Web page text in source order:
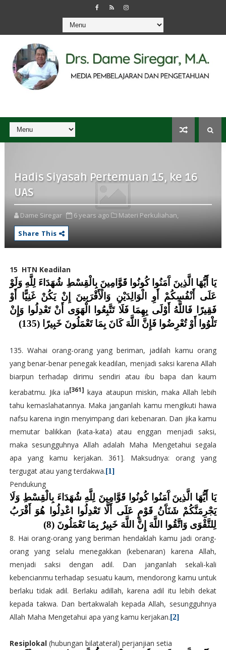
Hadis Siyasah Pertemuan 15, ke 16
UAS
Dame Siregar 6 years ago
Materi Perkuliahan,
Share This
15 HTN Keadilan
يَا أَيُّهَا الَّذِينَ آَمَنُوا كُونُوا قَوَّامِينَ بِالْقِسْطِ شُهَدَاءَ لِلَّهِ وَلَوْ
عَلَى أَنْفُسِكُمْ أَوِ الْوَالِدَيْنِ وَالْأَقْرَبِينَ إِنْ يَكُنْ غَنِيًّا أَوْ
فَقِيرًا فَاللَّهُ أَوْلَى بِهِمَا فَلَا تَتَّبِعُوا الْهَوَى أَنْ تَعْدِلُوا وَإِنْ
تَلْوُوا أَوْ تُعْرِضُوا فَإِنَّ اللَّهَ كَانَ بِمَا تَعْمَلُونَ خَبِيرًا (135)
135. Wahai orang-orang yang beriman, jadilah kamu orang
yang benar-benar penegak keadilan, menjadi saksi karena Allah
biarpun terhadap dirimu sendiri atau ibu bapa dan kaum
kerabatmu. Jika ia[361] kaya ataupun miskin, maka Allah lebih
tahu kemaslahatannya. Maka janganlah kamu mengikuti hawa
nafsu karena ingin menyimpang dari kebenaran. Dan jika kamu
memutar balikkan (kata-kata) atau enggan menjadi saksi,
maka sesungguhnya Allah adalah Maha Mengetahui segala
apa yang kamu kerjakan. 361]. Maksudnya: orang yang
tergugat atau yang terdakwa.[1]
Pendukung
يَا أَيُّهَا الَّذِينَ آَمَنُوا كُونُوا قَوَّامِينَ لِلَّهِ شُهَدَاءَ بِالْقِسْطِ وَلَا
يَجْرِمَنَّكُمْ شَنَآَنُ قَوْمٍ عَلَى أَلَّا تَعْدِلُوا اعْدِلُوا هُوَ أَقْرَبُ
لِلتَّقْوَى وَاتَّقُوا اللَّهَ إِنَّ اللَّهَ خَبِيرٌ بِمَا تَعْمَلُونَ (8)
8. Hai orang-orang yang beriman hendaklah kamu jadi orang-
orang yang selalu menegakkan (kebenaran) karena Allah,
menjadi saksi dengan adil. Dan janganlah sekali-kali
kebencianmu terhadap sesuatu kaum, mendorong kamu untuk
berlaku tidak adil. Berlaku adillah, karena adil itu lebih dekat
kepada takwa. Dan bertakwalah kepada Allah, sesungguhnya
Allah Maha Mengetahui apa yang kamu kerjakan.[2]
Resiplokal(hubungan bilatateral) perjanjian setia